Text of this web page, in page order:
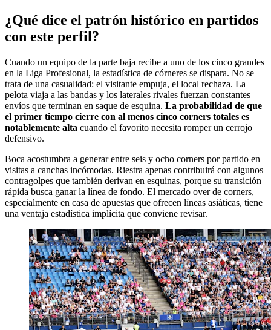
¿Qué dice el patrón histórico en partidos
con este perfil?
Cuando un equipo de la parte baja recibe a uno de los cinco grandes
en la Liga Profesional, la estadística de córneres se dispara. No se
trata de una casualidad: el visitante empuja, el local rechaza. La
pelota viaja a las bandas y los laterales rivales fuerzan constantes
envíos que terminan en saque de esquina. La probabilidad de que
el primer tiempo cierre con al menos cinco corners totales es
notablemente alta cuando el favorito necesita romper un cerrojo
defensivo.
Boca acostumbra a generar entre seis y ocho corners por partido en
visitas a canchas incómodas. Riestra apenas contribuirá con algunos
contragolpes que también derivan en esquinas, porque su transición
rápida busca ganar la línea de fondo. El mercado over de corners,
especialmente en casa de apuestas que ofrecen líneas asiáticas, tiene
una ventaja estadística implícita que conviene revisar.